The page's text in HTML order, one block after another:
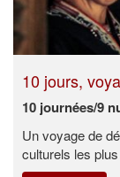
10 jours,
10 journées/9
Un voyage de
culturels les